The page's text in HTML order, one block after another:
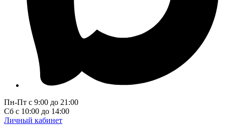
Пн-Пт с 9:00 до 21:00
Сб с 10:00 до 14:00
Личный кабинет